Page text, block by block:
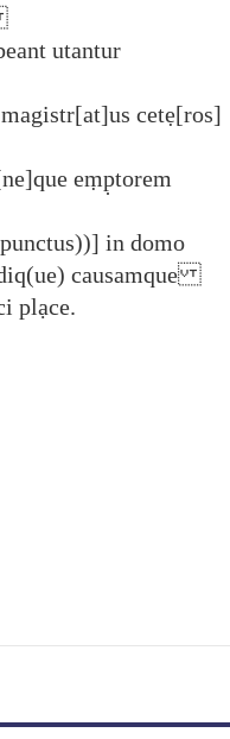
utantur
cetẹ[ros]
eṃp̣torem
in domo
causamque
plạce.